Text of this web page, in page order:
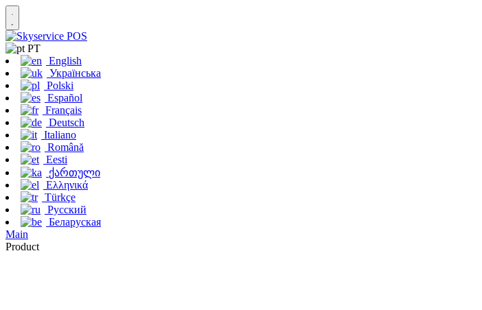
PT
English
Українська
Polski
Español
Français
Deutsch
Italiano
Română
Eesti
ქართული
Ελληνικά
Türkçe
Русский
Беларуская
Main
Product